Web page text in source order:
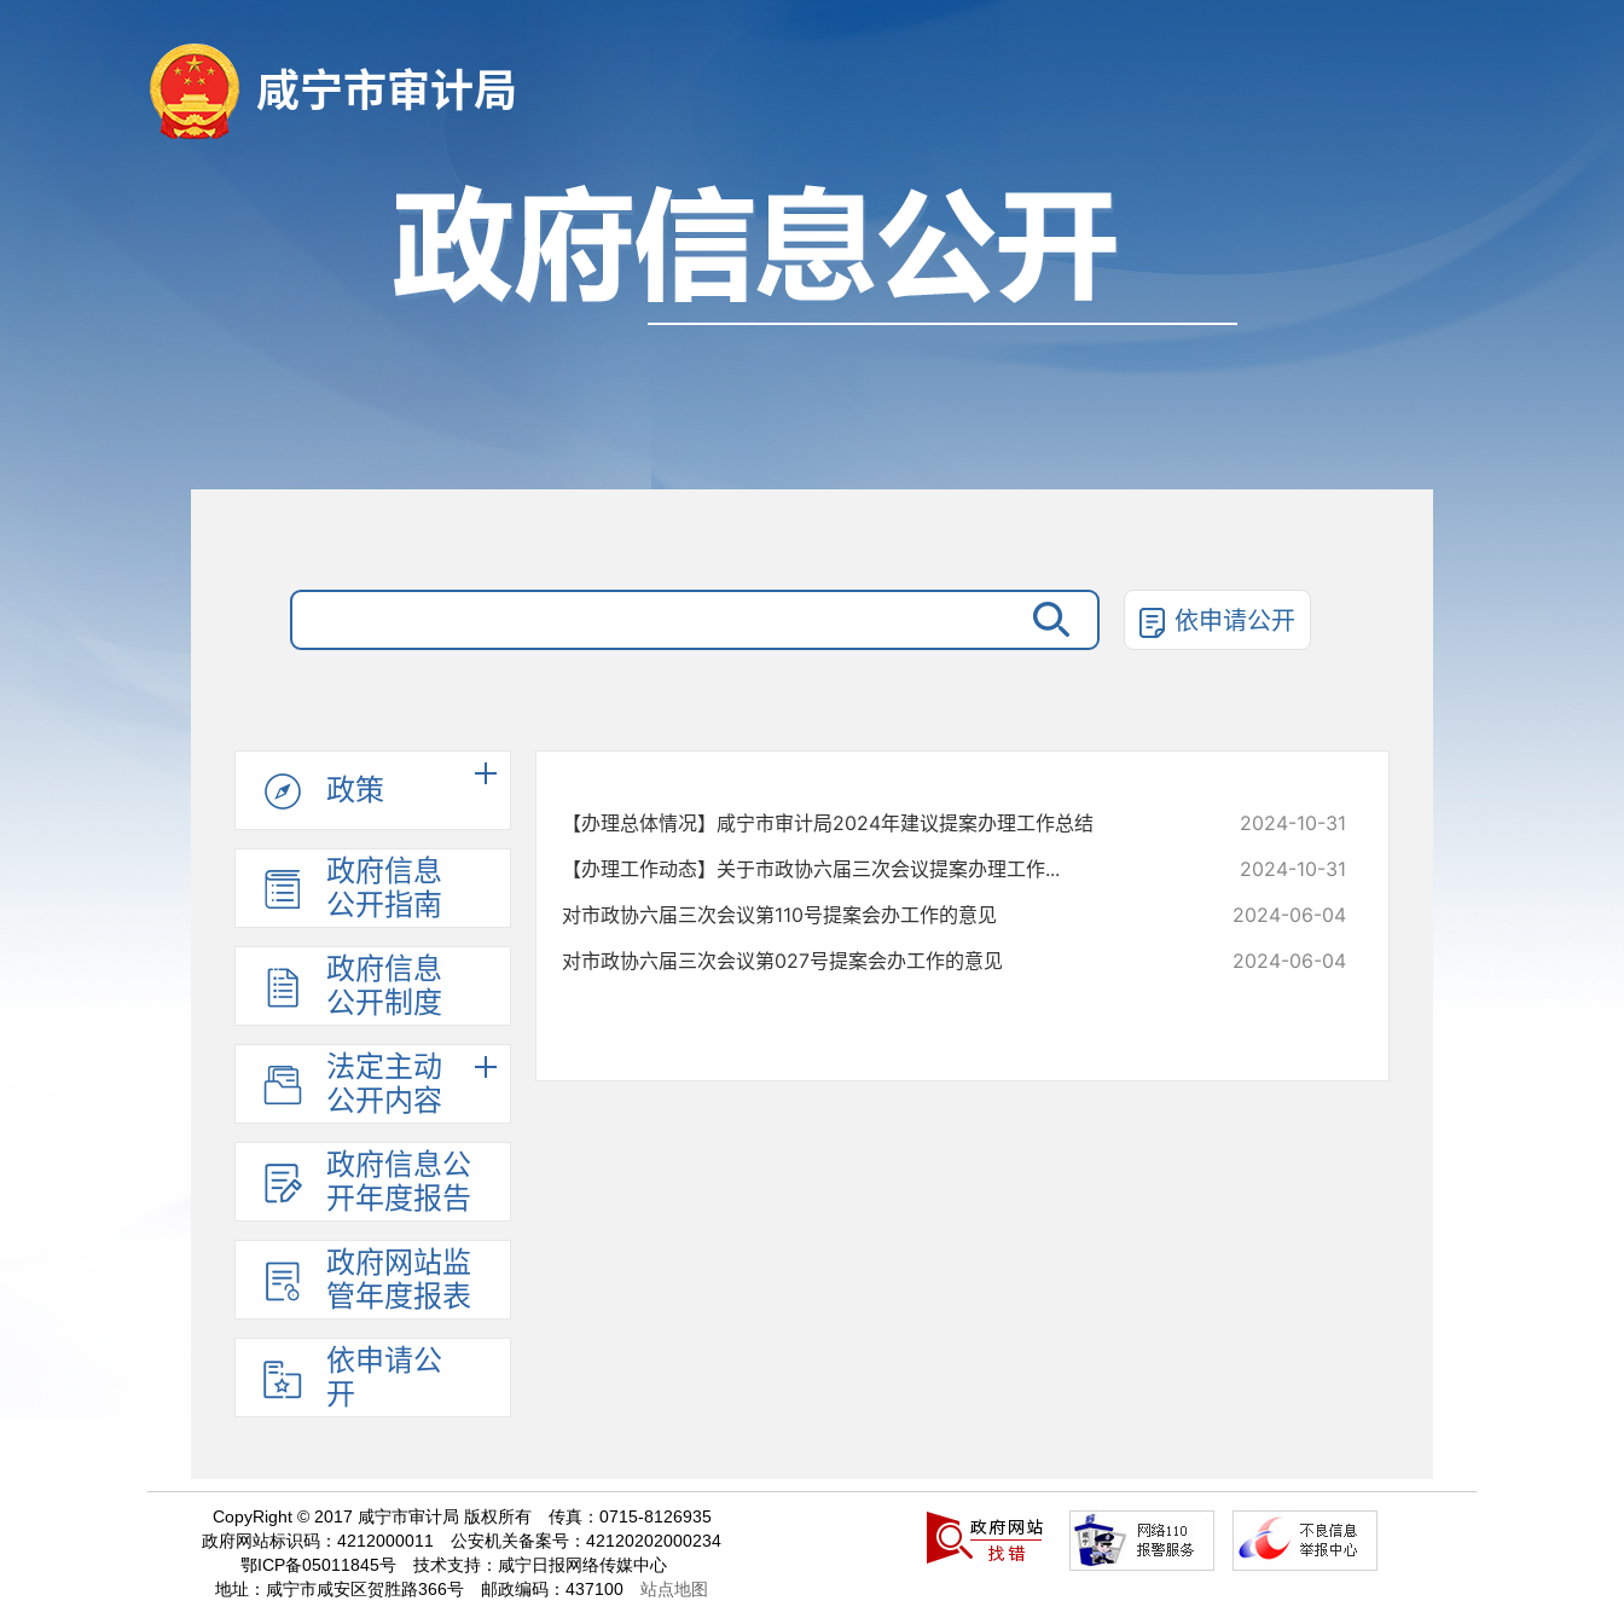
咸宁市审计局
依申请公开
政策
政府信息
公开指南
政府信息
公开制度
法定主动
公开内容
政府信息公
开年度报告
政府网站监
管年度报表
依申请公
开
【办理总体情况】咸宁市审计局2024年建议提案办理工作总结
2024-10-31
【办理工作动态】关于市政协六届三次会议提案办理工作...
2024-10-31
对市政协六届三次会议第110号提案会办工作的意见
2024-06-04
对市政协六届三次会议第027号提案会办工作的意见
2024-06-04